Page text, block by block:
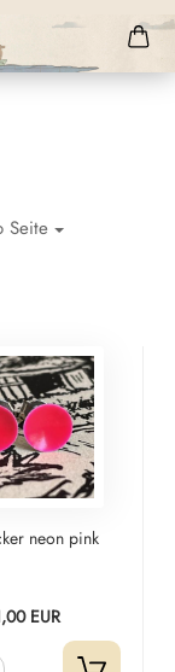
Seite
neon pink
EUR